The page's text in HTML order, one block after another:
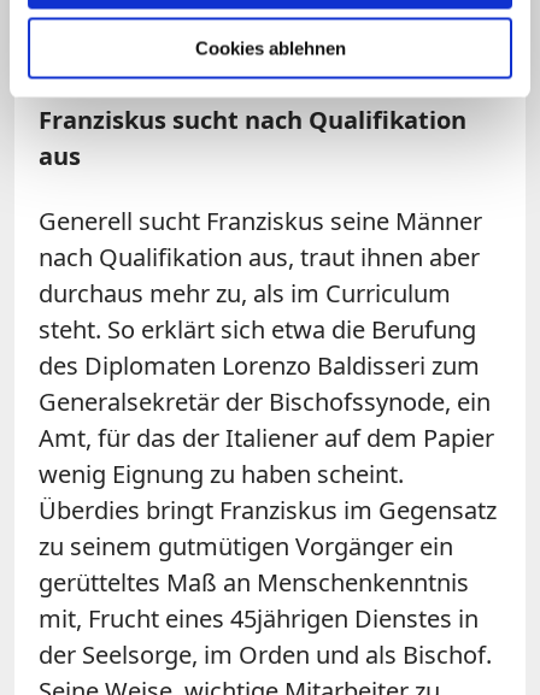
Cookies ablehnen
Bergoglio immer losen Kontakt gehalten
hatte, stiegen bisher nicht auf.
Franziskus sucht nach Qualifikation
aus
Generell sucht Franziskus seine Männer
nach Qualifikation aus, traut ihnen aber
durchaus mehr zu, als im Curriculum
steht. So erklärt sich etwa die Berufung
des Diplomaten Lorenzo Baldisseri zum
Generalsekretär der Bischofssynode, ein
Amt, für das der Italiener auf dem Papier
wenig Eignung zu haben scheint.
Überdies bringt Franziskus im Gegensatz
zu seinem gutmütigen Vorgänger ein
gerütteltes Maß an Menschenkenntnis
mit, Frucht eines 45jährigen Dienstes in
der Seelsorge, im Orden und als Bischof.